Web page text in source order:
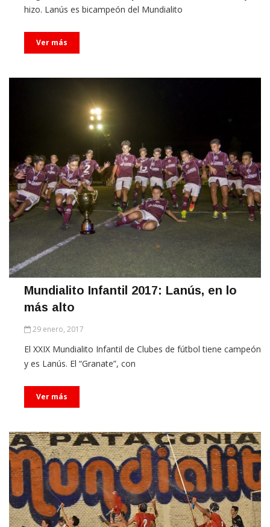
hizo. Lanús es bicampeón del Mundialito
Ver más
Mundialito Infantil 2017: Lanús, en lo
más alto
29 enero, 2017
El XXIX Mundialito Infantil de Clubes de fútbol tiene campeón
y es Lanús. El “Granate”, con
Ver más